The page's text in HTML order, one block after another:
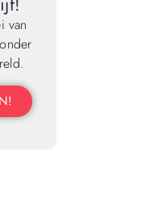
van